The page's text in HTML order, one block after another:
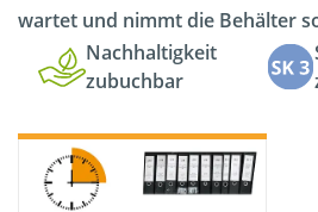
wartet und nimmt die Behälter
Nachhaltigkeit
zubuchbar